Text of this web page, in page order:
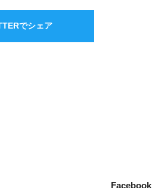
でシェア
Facebook